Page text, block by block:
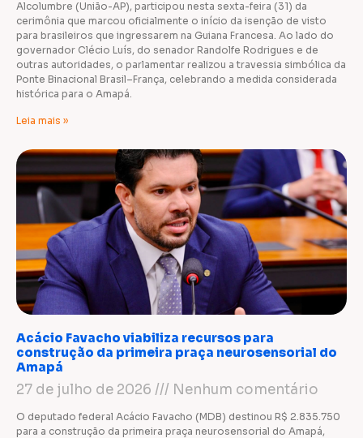
Alcolumbre (União-AP), participou nesta sexta-feira (31) da
cerimônia que marcou oficialmente o início da isenção de visto
para brasileiros que ingressarem na Guiana Francesa. Ao lado do
governador Clécio Luís, do senador Randolfe Rodrigues e de
outras autoridades, o parlamentar realizou a travessia simbólica da
Ponte Binacional Brasil–França, celebrando a medida considerada
histórica para o Amapá.
Leia mais »
Acácio Favacho viabiliza recursos para
construção da primeira praça neurosensorial do
Amapá
27 de julho de 2026 Nenhum comentário
O deputado federal Acácio Favacho (MDB) destinou R$ 2.835.750
para a construção da primeira praça neurosensorial do Amapá,